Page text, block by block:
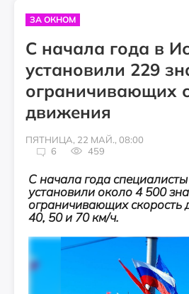
ЗА ОКНОМ
С начала года в
установили 229
ограничивающих
движения
ПЯТНИЦА, 22 МАЙ., 08:00
6
459
С начала года
установили около 4 500
ограничивающих скорость
40, 50 и 70 км/ч.